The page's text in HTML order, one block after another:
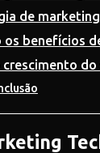
de
os benefícios
crescimento do